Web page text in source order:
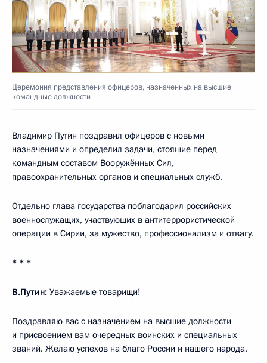
Церемония представления офицеров, назначенных на высшие
командные должности
Владимир Путин поздравил офицеров с новыми
назначениями и определил задачи, стоящие перед
командным составом Вооружённых Сил,
правоохранительных органов и специальных служб.
Отдельно глава государства поблагодарил российских
военнослужащих, участвующих в антитеррористической
операции в Сирии, за мужество, профессионализм и отвагу.
* * *
В.Путин: Уважаемые товарищи!
Поздравляю вас с назначением на высшие должности
и присвоением вам очередных воинских и специальных
званий. Желаю успехов на благо России и нашего народа.